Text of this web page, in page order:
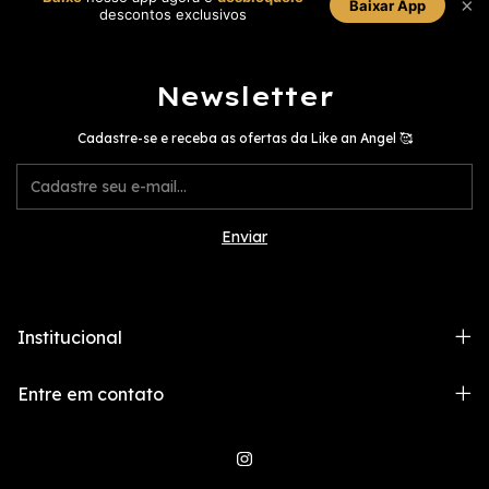
descontos exclusivos
Baixar App ×
Newsletter
Cadastre-se e receba as ofertas da Like an Angel 🥰
Institucional
Entre em contato